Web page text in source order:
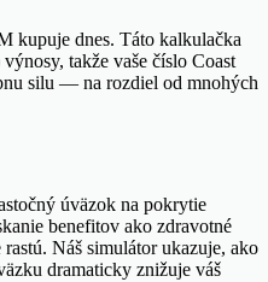
kupuje dnes. Táto kalkulačka
takže vaše číslo Coast
silu — na rozdiel od mnohých
úväzok na pokrytie
benefitov ako zdravotné
Náš simulátor ukazuje, ako
dramaticky znižuje váš